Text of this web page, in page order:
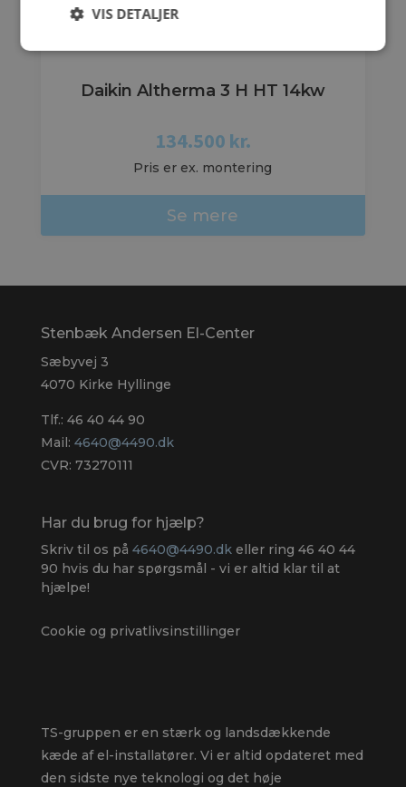
Daikin Altherma 3 H HT 14kw
134.500 kr.
Pris er ex. montering
Se mere
Stenbæk Andersen El-Center
Sæbyvej 3
4070 Kirke Hyllinge
Tlf.: 46 40 44 90
Mail: 4640@4490.dk
CVR: 73270111
Har du brug for hjælp?
Skriv til os på 4640@4490.dk eller ring 46 40 44
90 hvis du har spørgsmål - vi er altid klar til at
hjælpe!
Cookie og privatlivsinstillinger
TS-gruppen er en stærk og landsdækkende
kæde af el-installatører. Vi er altid opdateret med
den sidste nye teknologi og det høje
VIS DETALJER